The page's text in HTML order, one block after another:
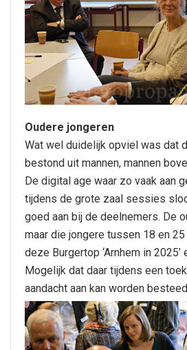
Oudere jongeren
Wat wel duidelijk opviel was dat
bestond uit mannen, mannen
De digital age waar zo vaak aan
tijdens de grote zaal sessies
goed aan bij de deelnemers. De
maar die jongere tussen 18 en
deze Burgertop ‘Arnhem in 2025’
Mogelijk dat daar tijdens een
aandacht aan kan worden